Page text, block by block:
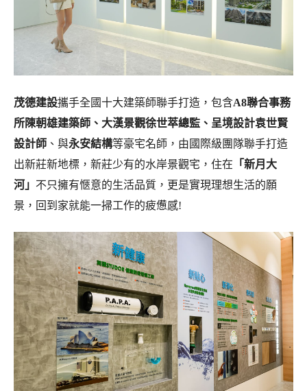
茂德建設攜手全國十大建築師聯手打造，包含A8聯合事務
所陳朝雄建築師、大漢景觀徐世萃總監、呈境設計袁世賢
設計師 、與永安結構等豪宅名師，由國際級團隊聯手打造
出新莊新地標，新莊少有的水岸景觀宅，住在 「新月大
河 」 不只擁有愜意的生活品質，更是實現理想生活的願
景，回到家就能一掃工作的疲憊感!